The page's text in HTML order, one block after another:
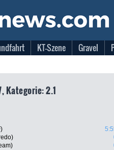
KT-Szene Gravel
Kategorie: 2.1